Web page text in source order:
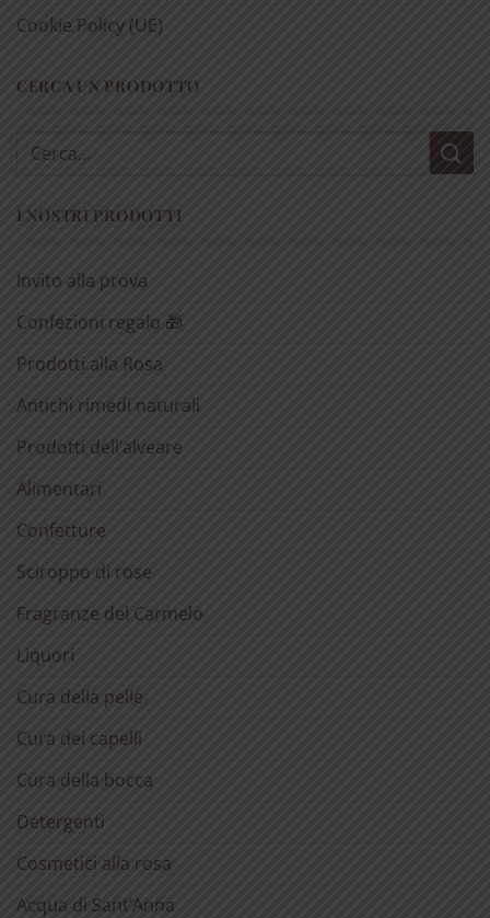
Cookie Policy (UE)
CERCA UN PRODOTTO
Cerca:
I NOSTRI PRODOTTI
Invito alla prova
Confezioni regalo 🎁
Prodotti alla Rosa
Antichi rimedi naturali
Prodotti dell’alveare
Alimentari
Confetture
Sciroppo di rose
Fragranze del Carmelo
Liquori
Cura della pelle
Cura dei capelli
Cura della bocca
Detergenti
Cosmetici alla rosa
Acqua di Sant’Anna